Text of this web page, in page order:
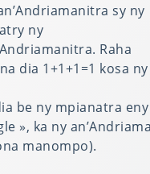
sy ny
ny
Raha
dia 1+1+1=1 kosa
be ny mpianatra
», ka ny
manompo).